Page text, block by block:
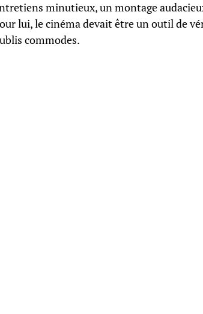
minutieux, un montage
lui, le cinéma devait être un outil de
commodes.